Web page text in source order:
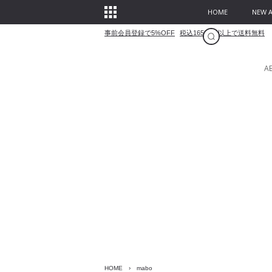
HOME NEW
事前会員登録で5%OFF 税込16500円以上で送料無料
HOME › mabo